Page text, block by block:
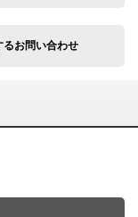
お問い合わせ